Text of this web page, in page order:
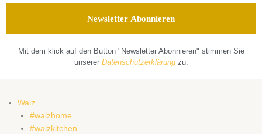
Mit dem klick auf den Button "Newsletter Abonnieren" stimmen Sie
unserer Datenschutzerklärungzu.
Walz
#walzhome
#walzkitchen